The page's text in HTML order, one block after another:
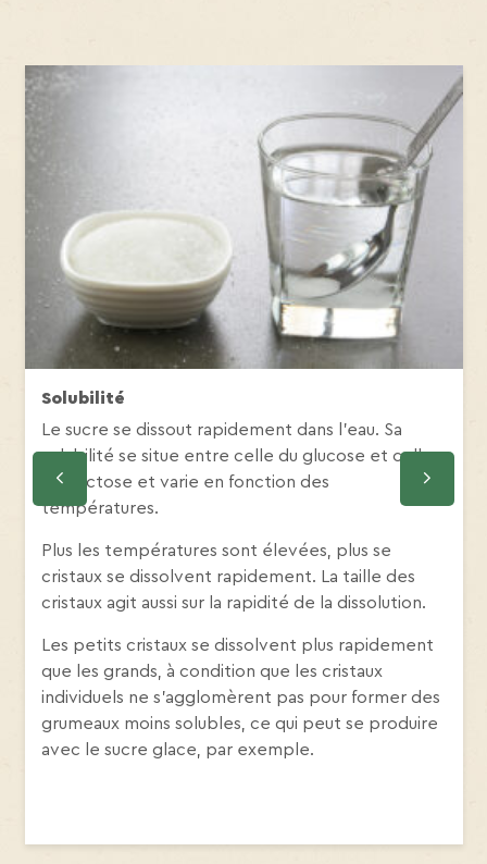
Solubilité
Le sucre se dissout rapidement dans l’eau. Sa
solubilité se situe entre celle du glucose et celle
du fructose et varie en fonction des
températures.
Plus les températures sont élevées, plus se
cristaux se dissolvent rapidement. La taille des
cristaux agit aussi sur la rapidité de la dissolution.
Les petits cristaux se dissolvent plus rapidement
que les grands, à condition que les cristaux
individuels ne s’agglomèrent pas pour former des
grumeaux moins solubles, ce qui peut se produire
avec le sucre glace, par exemple.